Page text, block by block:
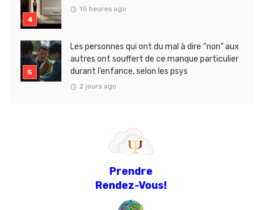
15 heures ago
Les personnes qui ont du mal à dire “non” aux
autres ont souffert de ce manque particulier
durant l’enfance, selon les psys
2 jours ago
Prendre
Rendez-Vous!